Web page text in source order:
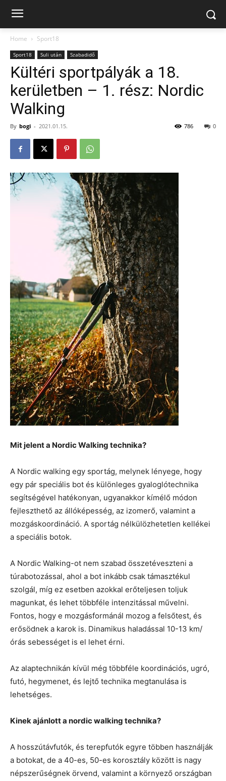
Home Sport18
Sport18 Suli után Szabadidő
Kültéri sportpályák a 18.
kerületben – 1. rész: Nordic
Walking
By bogi - 2021.01.15. 0
786
Mit jelent a Nordic Walking technika?
A Nordic walking egy sportág, melynek lényege, hogy
egy pár speciális bot és különleges gyaloglótechnika
segítségével hatékonyan, ugyanakkor kímélő módon
fejleszthető az állóképesség, az izomerő, valamint a
mozgáskoordináció. A sportág nélkülözhetetlen kellékei
a speciális botok.
A Nordic Walking-ot nem szabad összetéveszteni a
túrabotozással, ahol a bot inkább csak támasztékul
szolgál, míg ez esetben azokkal erőteljesen toljuk
magunkat, és lehet többféle intenzitással művelni.
Fontos, hogy e mozgásformánál mozog a felsőtest, és
erősödnek a karok is. Dinamikus haladással 10-13 km/
órás sebességet is el lehet érni.
Az alaptechnikán kívül még többféle koordinációs, ugró,
futó, hegymenet, és lejtő technika megtanulása is
lehetséges.
Kinek ajánlott a nordic walking technika?
A hosszútávfutók, és terepfutók egyre többen használják
a botokat, de a 40-es, 50-es korosztály között is nagy
népszerűségnek örvend, valamint a környező országban